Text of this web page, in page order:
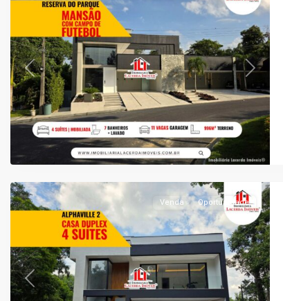
Previous Next
Ponta
Negra,
Manaus
Previous Next
Venda Oportunidade